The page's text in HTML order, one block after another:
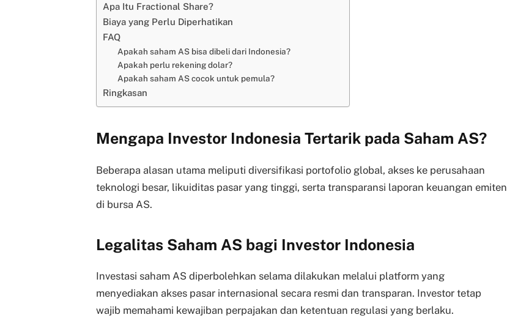
Apa Itu Fractional Share?
Biaya yang Perlu Diperhatikan
FAQ
Apakah saham AS bisa dibeli dari Indonesia?
Apakah perlu rekening dolar?
Apakah saham AS cocok untuk pemula?
Ringkasan
Mengapa Investor Indonesia Tertarik pada Saham AS?
Beberapa alasan utama meliputi diversifikasi portofolio global, akses ke perusahaan
teknologi besar, likuiditas pasar yang tinggi, serta transparansi laporan keuangan emiten
di bursa AS.
Legalitas Saham AS bagi Investor Indonesia
Investasi saham AS diperbolehkan selama dilakukan melalui platform yang
menyediakan akses pasar internasional secara resmi dan transparan. Investor tetap
wajib memahami kewajiban perpajakan dan ketentuan regulasi yang berlaku.